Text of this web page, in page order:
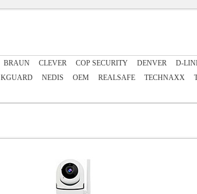
BRAUN CLEVER COP SECURITY DENVER
D-
KGUARD NEDIS OEM REALSAFE TECHNAXX